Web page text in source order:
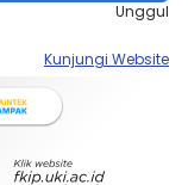
Unggul
Kunjungi Website